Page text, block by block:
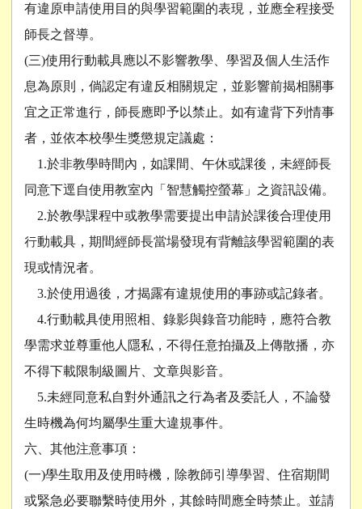
有違原申請使用目的與學習範圍的表現，並應全程接受
師長之督導。
(三)使用行動載具應以不影響教學、學習及個人生活作
息為原則，倘認定有違反相關規定，並影響前揭相關事
宜之正常進行，師長應即予以禁止。如有違背下列情事
者，並依本校學生獎懲規定議處：
1.於非教學時間內，如課間、午休或課後，未經師長
同意下逕自使用教室內「智慧觸控螢幕」之資訊設備。
2.於教學課程中或教學需要提出申請於課後合理使用
行動載具，期間經師長當場發現有背離該學習範圍的表
現或情況者。
3.於使用過後，才揭露有違規使用的事跡或記錄者。
4.行動載具使用照相、錄影與錄音功能時，應符合教
學需求並尊重他人隱私，不得任意拍攝及上傳散播，亦
不得下載限制級圖片、文章與影音。
5.未經同意私自對外通訊之行為者及委託人，不論發
生時機為何均屬學生重大違規事件。
六、其他注意事項：
(一)學生取用及使用時機，除教師引導學習、住宿期間
或緊急必要聯繫時使用外，其餘時間應全時禁止。並請